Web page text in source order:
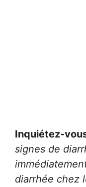
Inquiétez-
signes de
diarrhée chez